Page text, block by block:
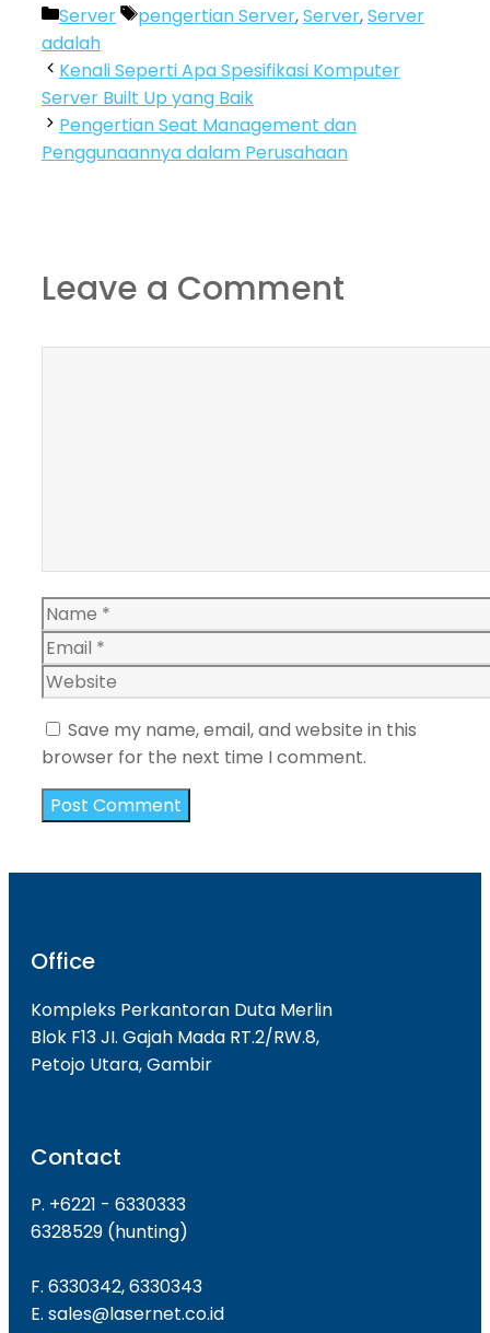
Categories
Server Tags
pengertian Server,Server,Server
adalah
Kenali Seperti Apa Spesifikasi Komputer
Server Built Up yang Baik
Pengertian Seat Management dan
Penggunaannya dalam Perusahaan
Leave a Comment
Name
Email
Website
Save my name, email, and website in this
browser for the next time I comment.
Office
Kompleks Perkantoran Duta Merlin
Blok F13 JI. Gajah Mada RT.2/RW.8,
Petojo Utara, Gambir
Contact
P. +6221 - 6330333
6328529 (hunting)
F. 6330342, 6330343
E. sales@lasernet.co.id